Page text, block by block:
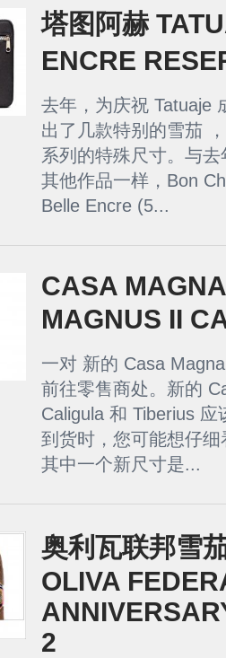
塔图阿赫
ENCRE
去年，为庆祝 Tatuaje
出了几款特别的雪茄
系列的特殊尺寸。与
其他作品一样，Bon
Belle Encre (5...
CASA
MAGNUS II
一对 新的 Casa
前往零售商处。新的
Caligula 和 Tiberius
到货时，您可能想仔
其中一个新尺寸是...
奥利瓦联邦雪
OLIVA
2